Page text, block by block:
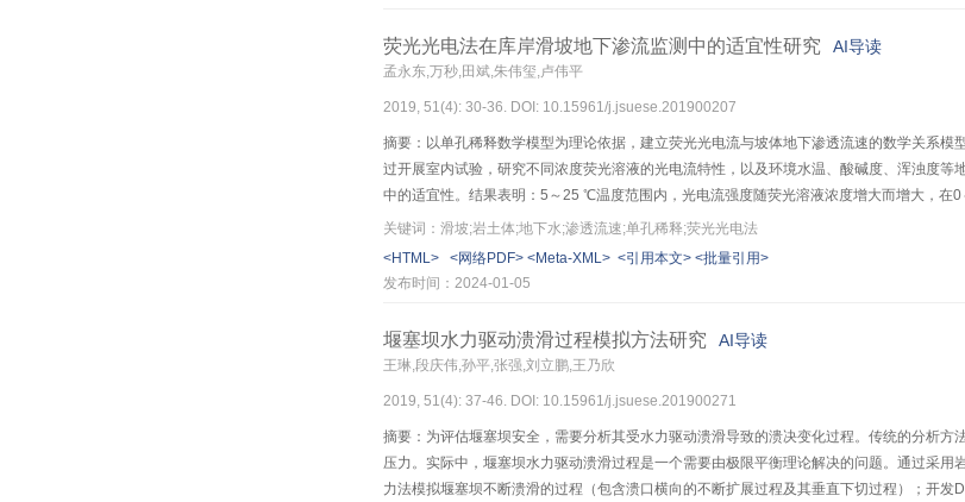
究对于理解松散土坡体破坏机制具有重要价值。
荧光光电法在库岸滑坡地下渗流监测中的适宜性研究 AI导读
孟永东,万秒,田斌,朱伟玺,卢伟平
2019, 51(4): 30-36. DOI: 10.15961/j.jsuese.201900207
摘要：以单孔稀释数学模型为理论依据，建立荧光光电流与坡体地下渗透流速的数学关系
过开展室内试验，研究不同浓度荧光溶液的光电流特性，以及环境水温、酸碱度、浑浊度
中的适宜性。结果表明：5～25 ℃温度范围内，光电流强度随荧光溶液浓度增大而增大，
下渗透流速监测的理论条件要求；在荧光溶液浓度一定的条件下，光电流强度随温度升高
电流强度的影响远低于浓度变化带来的影响，但实际应用时起始量测温度与结束量测温度
低荧光剂的分子活性，使光电流强度明显下降，但加入碱中和后荧光溶液活性恢复，选用
观测要求。最后，给出了应用荧光光电测速法开展滑坡体渗透流速现场监测的实施方案。
关键词：滑坡;岩土体;地下水;渗透流速;单孔稀释;荧光光电法
<HTML>
<网络PDF> <Meta-XML> <引用本文> <批量引用>
发布时间：2024-01-05
堰塞坝水力驱动溃滑过程模拟方法研究 AI导读
王琳,段庆伟,孙平,张强,刘立鹏,王乃欣
2019, 51(4): 37-46. DOI: 10.15961/j.jsuese.201900271
摘要：为评估堰塞坝安全，需要分析其受水力驱动溃滑导致的溃决变化过程。传统的分析
压力。实际中，堰塞坝水力驱动溃滑过程是一个需要由极限平衡理论解决的问题。通过采
力法模拟堰塞坝不断溃滑的过程（包含溃口横向的不断扩展过程及其垂直下切过程）；开